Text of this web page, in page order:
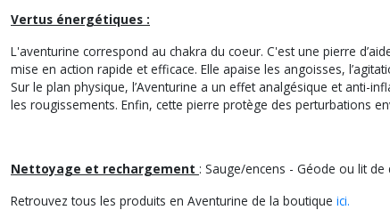
Vertus énergétiques :
L'aventurine correspond au chakra du coeur. C'est une pierre
mise en action rapide et efficace. Elle apaise les angoisses,
Sur le plan physique, l’Aventurine a un effet analgésique et anti-
les rougissements. Enfin, cette pierre protège des perturbations
Nettoyage et rechargement : Sauge/encens - Géode ou lit
Retrouvez tous les produits en Aventurine de la boutique ici.